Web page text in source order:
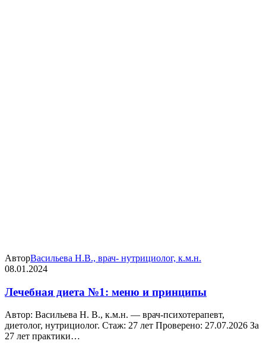
АвторВасильева Н.В., врач- нутрициолог, к.м.н.
08.01.2024
Лечебная диета №1: меню и принципы
Автор: Васильева Н. В., к.м.н. — врач-психотерапевт,
диетолог, нутрициолог. Стаж: 27 лет Проверено: 27.07.2026 За
27 лет практики…